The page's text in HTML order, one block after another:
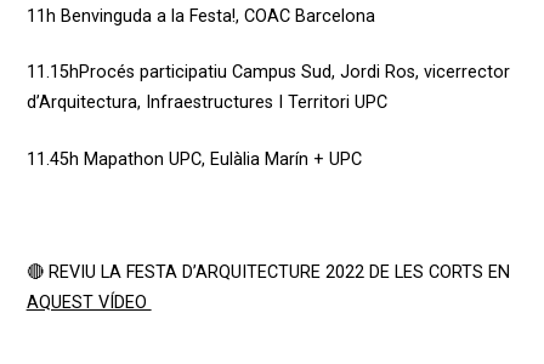
11h Benvinguda a la Festa!, COAC Barcelona
11.15hProcés participatiu Campus Sud, Jordi Ros, vicerrector
d’Arquitectura, Infraestructures I Territori UPC
11.45h Mapathon UPC, Eulàlia Marín + UPC
🔴 REVIU LA FESTA D’ARQUITECTURE 2022 DE LES CORTS EN
AQUEST VÍDEO